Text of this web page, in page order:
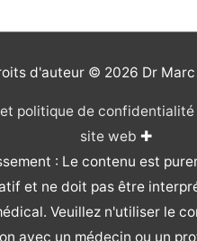
d'auteur © 2026 Dr Marc
et politique de confidentialité
site web ✚
: Le contenu est
et ne doit pas être
Veuillez n'utiliser le
avec un médecin ou un